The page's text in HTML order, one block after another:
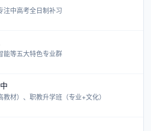
注中高考全日制补习
能等五大特色专业群
材）、职教升学班（专业+文化）